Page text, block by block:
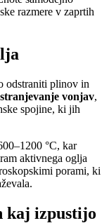
razmere v zaprtih
odstraniti plinov in
vonjav,
spojine, ki jih
°C, kar
aktivnega oglja
porami, ki
kaj izpustijo